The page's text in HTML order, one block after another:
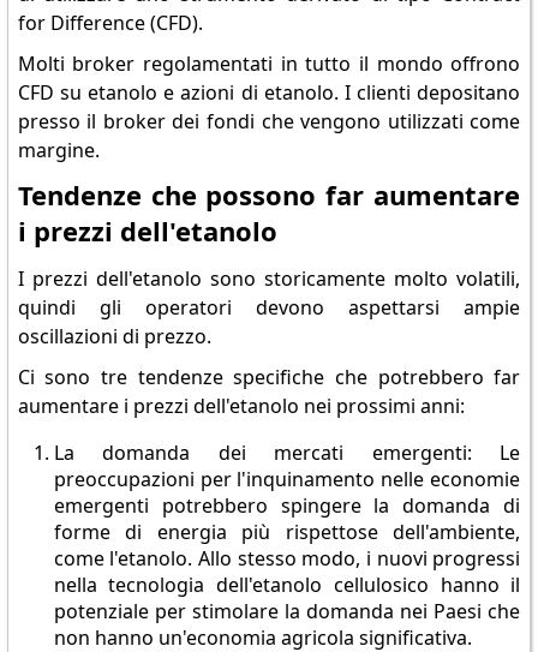
for Difference (CFD).
Molti broker regolamentati in tutto il mondo offrono
CFD su etanolo e azioni di etanolo. I clienti depositano
presso il broker dei fondi che vengono utilizzati come
margine.
Tendenze che possono far aumentare
i prezzi dell'etanolo
I prezzi dell'etanolo sono storicamente molto volatili,
quindi gli operatori devono aspettarsi ampie
oscillazioni di prezzo.
Ci sono tre tendenze specifiche che potrebbero far
aumentare i prezzi dell'etanolo nei prossimi anni:
La domanda dei mercati emergenti: Le
preoccupazioni per l'inquinamento nelle economie
emergenti potrebbero spingere la domanda di
forme di energia più rispettose dell'ambiente,
come l'etanolo. Allo stesso modo, i nuovi progressi
nella tecnologia dell'etanolo cellulosico hanno il
potenziale per stimolare la domanda nei Paesi che
non hanno un'economia agricola significativa.